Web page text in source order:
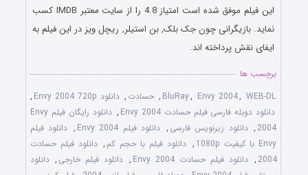
این فیلم موفق شده است امتیاز 4.8 را از سایت معتبر IMDB کسب
نماید. بازیگرانی چون جک بلک, بن استیلر, ریچل ویز در این فیلم به
ایفای نقش پرداخته اند.
برچسب ها
BluRay, Envy 2004, WEB-DL
, حسادت , دانلود Envy 2004 720p
,
دانلود دوبله فارسی فیلم حسادت Envy 2004
,
دانلود رایگان فیلم Envy
2004
, دانلود زیرنویس فارسی , دانلود فیلم Envy 2004 , دانلود فیلم
Envy با کیفیت 1080p
, دانلود فیلم با حجم کم , دانلود فیلم حسادت
2004
, دانلود فیلم حسادت Envy 2004 , دانلود فیلم خارجی , دانلود